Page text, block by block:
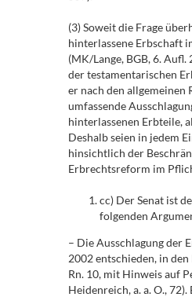
(3) Soweit die Frage
hinterlassene Erbschaft
(MK/Lange, BGB, 6.
der testamentarischen
er nach den allgemeinen
umfassende
hinterlassenen Erbteile,
Deshalb seien in jedem
hinsichtlich der
Erbrechtsreform im
cc) Der Senat ist
folgenden
– Die Ausschlagung der
2002 entschieden, in
Rn. 10, mit Hinweis auf
Heidenreich, a. a. O.,